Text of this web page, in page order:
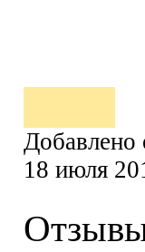
Добавлено
18 июля